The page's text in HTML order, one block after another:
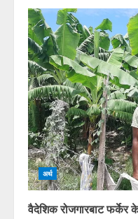
अर्थ
वैदेशिक रोजगारबाट फर्केर